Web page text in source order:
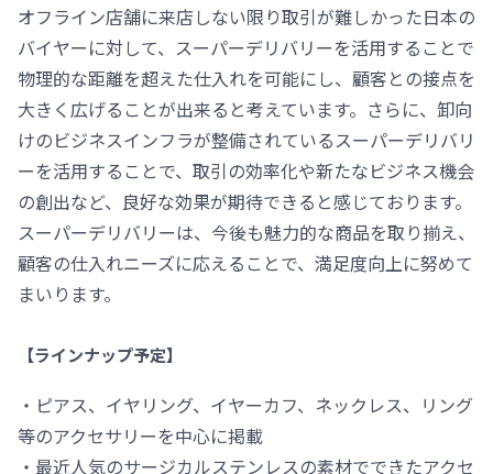
オフライン店舗に来店しない限り取引が難しかった日本の
バイヤーに対して、スーパーデリバリーを活用することで
物理的な距離を超えた仕入れを可能にし、顧客との接点を
大きく広げることが出来ると考えています。さらに、卸向
けのビジネスインフラが整備されているスーパーデリバリ
ーを活用することで、取引の効率化や新たなビジネス機会
の創出など、良好な効果が期待できると感じております。
スーパーデリバリーは、今後も魅力的な商品を取り揃え、
顧客の仕入れニーズに応えることで、満足度向上に努めて
まいります。
【ラインナップ予定】
・ピアス、イヤリング、イヤーカフ、ネックレス、リング
等のアクセサリーを中心に掲載
・最近人気のサージカルステンレスの素材でできたアクセ